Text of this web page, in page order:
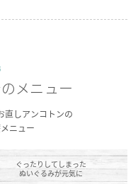
メニュー
直しアンコトンの
ニュー
ぐったりしてしまった
ぬいぐるみが元気に